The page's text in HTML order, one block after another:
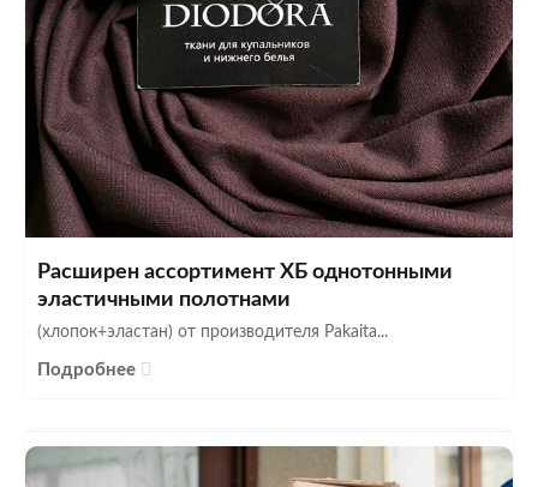
Расширен ассортимент ХБ однотонными
эластичными полотнами
(хлопок+эластан) от производителя Pakaita...
Подробнее